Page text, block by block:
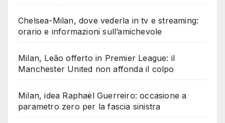
Chelsea-Milan, dove vederla in tv e streaming:
orario e informazioni sull’amichevole
Milan, Leão offerto in Premier League: il
Manchester United non affonda il colpo
Milan, idea Raphaël Guerreiro: occasione a
parametro zero per la fascia sinistra